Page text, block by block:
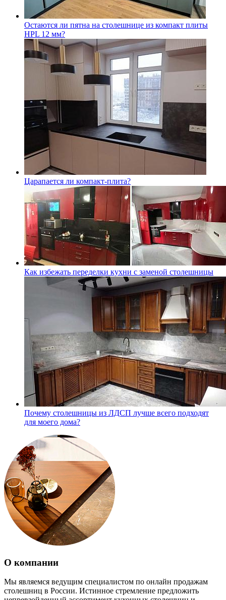
Остаются ли пятна на столешнице из компакт плиты
HPL 12 мм?
Царапается ли компакт-плита?
Как избежать переделки кухни с заменой столешницы
Почему столешницы из ЛДСП лучше всего подходят
для моего дома?
О компании
Мы являемся ведущим специалистом по онлайн продажам
столешниц в России. Истинное стремление предложить